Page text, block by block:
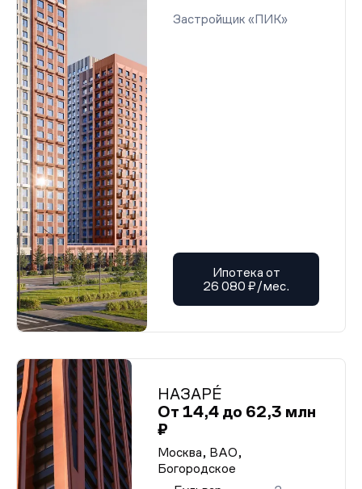
Застройщик «ПИК»
Ипотека от
26 080 ₽/мес.
НАЗАРÉ
От 14,4 до 62,3 млн
₽
Москва, ВАО,
Богородское